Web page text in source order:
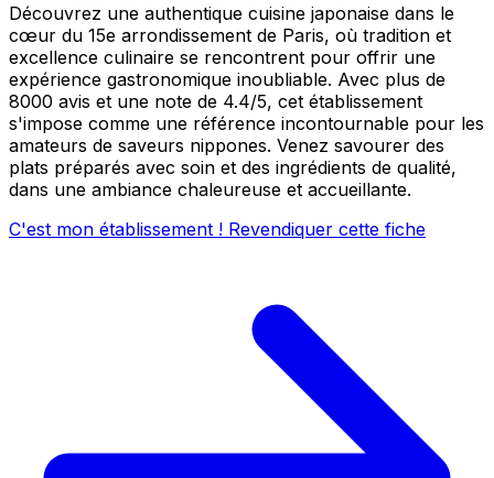
Découvrez une authentique cuisine japonaise dans le
cœur du 15e arrondissement de Paris, où tradition et
excellence culinaire se rencontrent pour offrir une
expérience gastronomique inoubliable. Avec plus de
8000 avis et une note de 4.4/5, cet établissement
s'impose comme une référence incontournable pour les
amateurs de saveurs nippones. Venez savourer des
plats préparés avec soin et des ingrédients de qualité,
dans une ambiance chaleureuse et accueillante.
C'est mon établissement ! Revendiquer cette fiche